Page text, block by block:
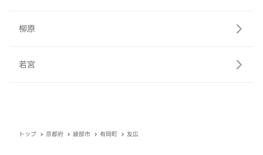
柳原
若宮
トップ 京都府 綾部市 有岡町 友広